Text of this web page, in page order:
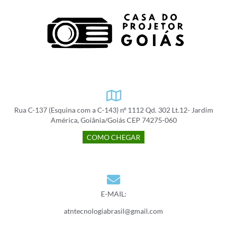
Rua C-137 (Esquina com a C-143) nº 1112 Qd. 302 Lt.12- Jardim
América, Goiânia/Goiás CEP 74275-060
COMO CHEGAR
E-MAIL:
atntecnologiabrasil@gmail.com